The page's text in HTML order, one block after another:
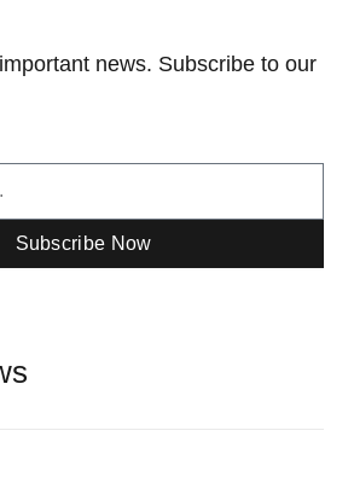
news. Subscribe to our
Subscribe Now